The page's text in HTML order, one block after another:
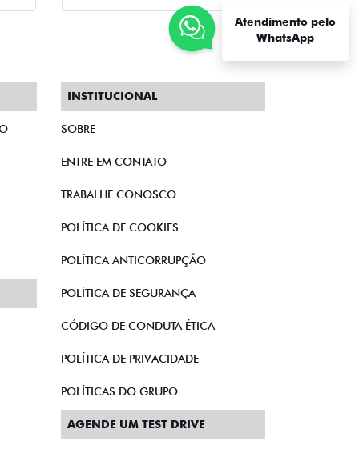
Atendimento pelo
WhatsApp
INSTITUCIONAL
SOBRE
ENTRE EM CONTATO
TRABALHE CONOSCO
POLÍTICA DE COOKIES
POLÍTICA ANTICORRUPÇÃO
POLÍTICA DE SEGURANÇA
CÓDIGO DE CONDUTA ÉTICA
POLÍTICA DE PRIVACIDADE
POLÍTICAS DO GRUPO
AGENDE UM TEST DRIVE